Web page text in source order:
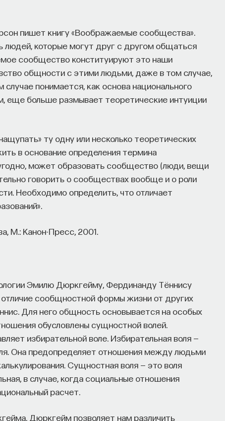
пишет книгу «Воображаемые сообщества».
которые могут друг с другом общаться
сообщество конституируют это наши
общности с этими людьми, даже в том случае,
понимается, как основа национального
еще больше размывает теоретические интуиции
ту одну или несколько теоретических
в основание определения термина
может образовать сообщество (люди, вещи
говорить о сообществах вообще и о роли
Необходимо определить, что отличает
М.: Канон-Пресс, 2001.
Эмилю Дюркгейму, Фердинанду Тённису
сообщностной формы жизни от других
Для него общность основывается на особых
обусловлены сущностной волей.
избирательной воле. Избирательная воля —
Она предопределяет отношения между людьми
Сущностная воля — это воля
в случае, когда социальные отношения
расчет.
Дюркгейм позволяет нам различить